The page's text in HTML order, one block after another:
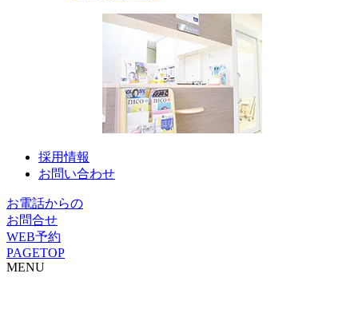
採用情報
お問い合わせ
お電話からの
お問合せ
WEB予約
PAGETOP
MENU